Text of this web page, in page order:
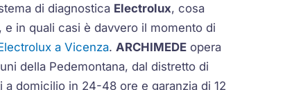
di diagnostica Electrolux, cosa
in quali casi è davvero il momento di
a Vicenza. ARCHIMEDE opera
della Pedemontana, dal distretto di
domicilio in 24-48 ore e garanzia di 12